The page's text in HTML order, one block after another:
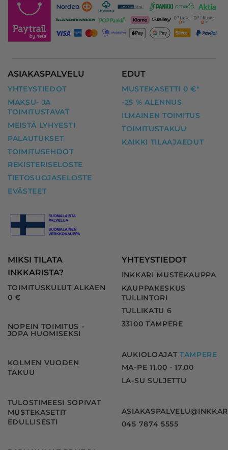
ASIAKASPALVELU
YHTEYSTIEDOT
MAKSU- JA
TOIMITUSTAVAT
MEISTÄ LYHYESTI
PALAUTUKSET
TOIMITUSEHDOT
REKISTERISELOSTE
TIETOSUOJASELOSTE
EVÄSTEET
EDUT
MUSTEKASETTI 0 €*
-25 % ALENNUS
ILMAINEN TOIMITUS
TOIMITUSTAKUU
KAIKKI TILAAJAEDUT
MIKSI TILATA
INKKARISTA?
TOIMITUSKULUT ALKAEN
0 €
NOPEIN TOIMITUS -
JOPA HUOMISEKSI
KOLMEN VUODEN
TAKUU
TULOSTIMEESI SOPIVAT
MUSTEKASETIT
EDULLISESTI
YHTEYSTIEDOT
INKKARI MUSTEKAUPPA
KAUPPAKESKUS
TULLINTORI
TULLIKATU 6
33100 TAMPERE
AUKIOLOAJAT TAMPERE
MA-PE 11.00 - 17.00
LA-SU SULJETTU
045 7874 5555